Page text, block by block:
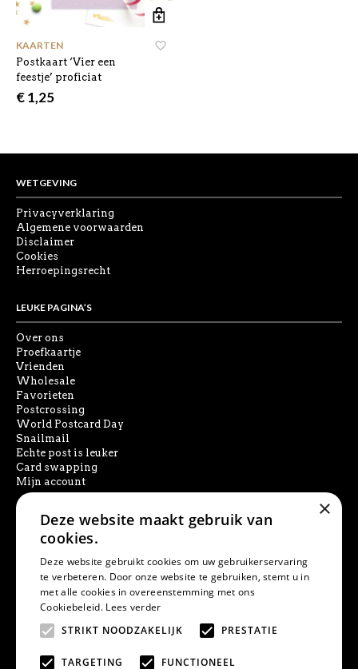
KAARTEN
Postkaart ‘Vier een
feestje’ proficiat
€1,25
WETGEVING
Privacyverklaring
Algemene voorwaarden
Disclaimer
Cookies
Herroepingsrecht
LEUKE PAGINA’S
Over ons
Proefkaartje
Vrienden
Wholesale
Favorieten
Postcrossing
World Postcard Day
Snailmail
Echte post is leuker
Card swapping
Mijn account
SOCIAL MEDIA
PRODUCT ZOEKEN
×
Deze website maakt gebruik van
cookies.
Deze website gebruikt cookies om uw gebruikerservaring
te verbeteren. Door onze website te gebruiken, stemt u in
met alle cookies in overeenstemming met ons
Cookiebeleid. Lees verder
STRIKT NOODZAKELIJK
PRESTATIE
TARGETING FUNCTIONEEL